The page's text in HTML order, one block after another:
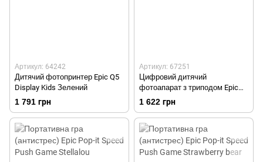
Артикул: 64242
Дитячий фотопринтер Epic Q5
Display Kids Зелений
1 791 грн
Артикул: 67251
Цифровий дитячий
фотоапарат з триподом Epic
S9 Led Display Жовто
блакитний
1 622 грн